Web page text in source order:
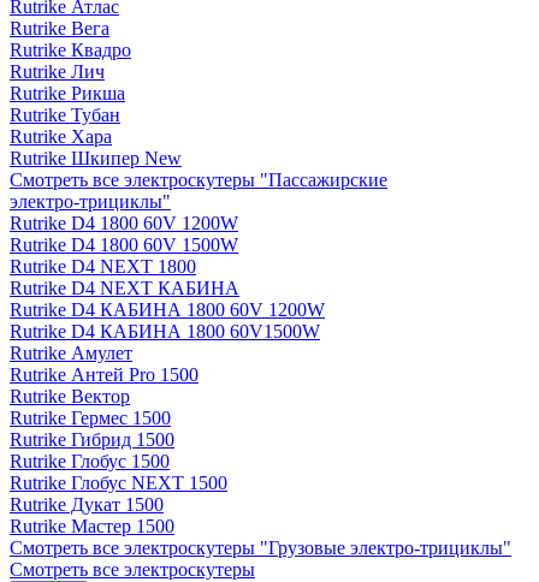
Rutrike Атлас
Rutrike Вега
Rutrike Квадро
Rutrike Лич
Rutrike Рикша
Rutrike Тубан
Rutrike Хара
Rutrike Шкипер New
Смотреть все электро­скутеры "Пассажирские
электро‑трициклы"
Rutrike D4 1800 60V 1200W
Rutrike D4 1800 60V 1500W
Rutrike D4 NEXT 1800
Rutrike D4 NEXT КАБИНА
Rutrike D4 КАБИНА 1800 60V 1200W
Rutrike D4 КАБИНА 1800 60V1500W
Rutrike Амулет
Rutrike Антей Pro 1500
Rutrike Вектор
Rutrike Гермес 1500
Rutrike Гибрид 1500
Rutrike Глобус 1500
Rutrike Глобус NEXT 1500
Rutrike Дукат 1500
Rutrike Мастер 1500
Смотреть все электро­скутеры "Грузовые электро‑трициклы"
Смотреть все электро­скутеры